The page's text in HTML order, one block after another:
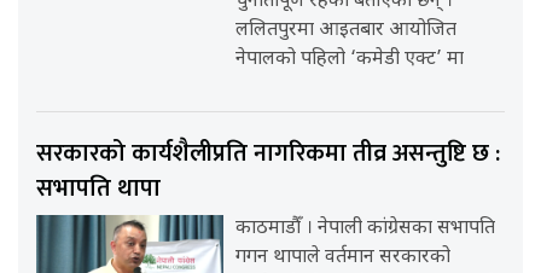
ललितपुरमा आइतबार आयोजित
नेपालको पहिलो ‘कमेडी एक्ट’ मा
सरकारको कार्यशैलीप्रति नागरिकमा तीव्र असन्तुष्टि छ :
सभापति थापा
काठमाडौँ । नेपाली कांग्रेसका सभापति
गगन थापाले वर्तमान सरकारको